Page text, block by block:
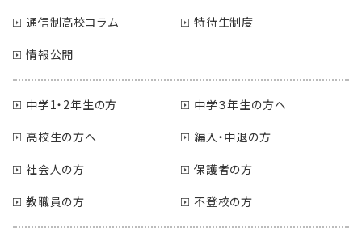
通信制高校コラム
特待生制度
情報公開
中学1・2年生の方
中学３年生の方へ
高校生の方へ
編入・中退の方
社会人の方
保護者の方
教職員の方
不登校の方